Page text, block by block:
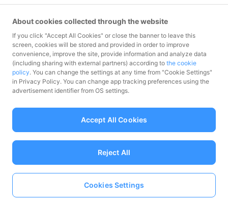
会社
お問い合わせ
加盟店様専用お問い合わ
報道関係者様専用お問い
株主・投資家様専用お問
資金移動業者 関東財務局長第00068号、前払式支払手段（第三者型）発行
者：関東財務局長 第00710号
加入協会 一般社団法人日本資金決済業協会
About cookies collected through the website
If you click "Accept All Cookies" or close the banner to leave this
screen, cookies will be stored and provided in order to improve
convenience, improve the site, provide information and analyze data
(including sharing with external partners) according to the cookie
policy. You can change the settings at any time from "Cookie Settings"
in Privacy Policy. You can change app tracking preferences using the
advertisement identifier from OS settings.
Cookies Settings
Reject All
Accept All Cookies